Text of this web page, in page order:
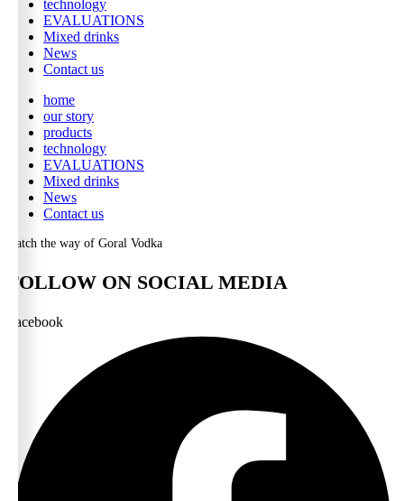
technology
EVALUATIONS
Mixed drinks
News
Contact us
home
our story
products
technology
EVALUATIONS
Mixed drinks
News
Contact us
watch the way of Goral Vodka
FOLLOW ON SOCIAL MEDIA
Facebook